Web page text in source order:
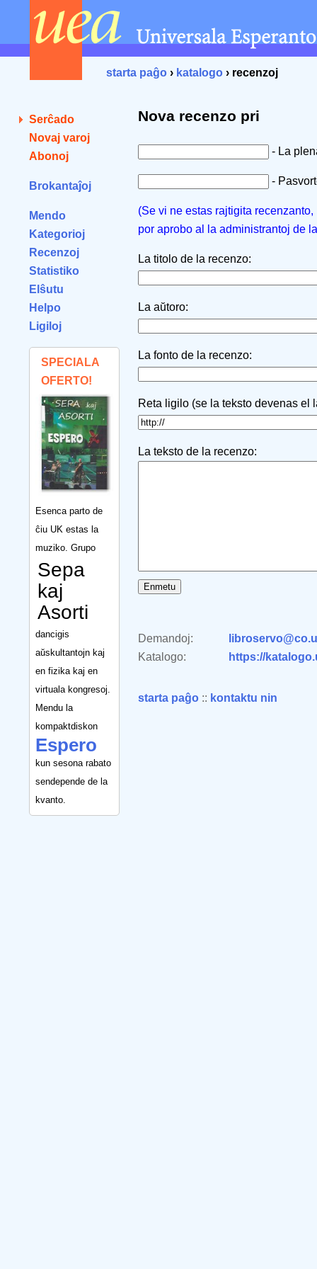
starta paĝo › katalogo › recenzoj
Serĉado
Novaj varoj
Abonoj
Brokantaĵoj
Mendo
Kategorioj
Recenzoj
Statistiko
Elŝutu
Helpo
Ligiloj
SPECIALA
OFERTO!
Esenca parto de
ĉiu UK estas la
muziko. Grupo
Sepa
kaj
Asorti
dancigis
aŭskultantojn kaj
en fizika kaj en
virtuala kongresoj.
Mendu la
kompaktdiskon
Espero
kun sesona rabato
sendepende de la
kvanto.
Nova recenzo pri
- La
-
(Se vi ne estas rajtigita
por aprobo al la administrantoj de
La titolo de la recenzo:
La aŭtoro:
La fonto de la recenzo:
Reta ligilo (se la teksto devenas el
La teksto de la recenzo:
Demandoj:
Katalogo:
https://
starta paĝo :: kontaktu nin